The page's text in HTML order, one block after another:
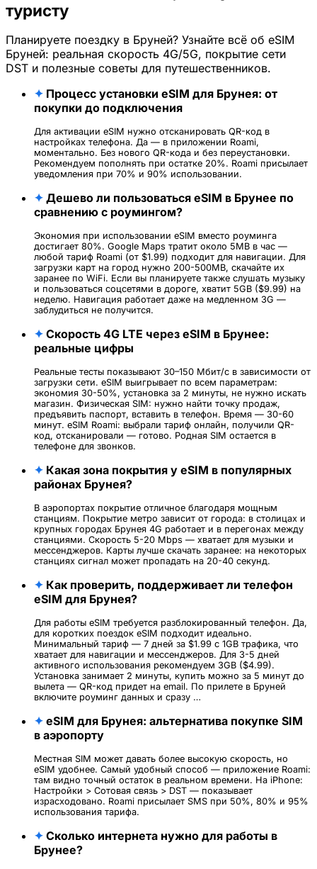
туристу
Планируете поездку в Бруней? Узнайте всё об eSIM
Бруней: реальная скорость 4G/5G, покрытие сети
DST и полезные советы для путешественников.
✦ Процесс установки eSIM для Брунея: от
покупки до подключения
Для активации eSIM нужно отсканировать QR-код в
настройках телефона. Да — в приложении Roami,
моментально. Без нового QR-кода и без переустановки.
Рекомендуем пополнять при остатке 20%. Roami присылает
уведомления при 70% и 90% использовании.
✦ Дешево ли пользоваться eSIM в Брунее по
сравнению с роумингом?
Экономия при использовании eSIM вместо роуминга
достигает 80%. Google Maps тратит около 5MB в час —
любой тариф Roami (от $1.99) подходит для навигации. Для
загрузки карт на город нужно 200-500MB, скачайте их
заранее по WiFi. Если вы планируете также слушать музыку
и пользоваться соцсетями в дороге, хватит 5GB ($9.99) на
неделю. Навигация работает даже на медленном 3G —
заблудиться не получится.
✦ Скорость 4G LTE через eSIM в Брунее:
реальные цифры
Реальные тесты показывают 30–150 Мбит/с в зависимости от
загрузки сети. eSIM выигрывает по всем параметрам:
экономия 30-50%, установка за 2 минуты, не нужно искать
магазин. Физическая SIM: нужно найти точку продаж,
предъявить паспорт, вставить в телефон. Время — 30-60
минут. eSIM Roami: выбрали тариф онлайн, получили QR-
код, отсканировали — готово. Родная SIM остается в
телефоне для звонков.
✦ Какая зона покрытия у eSIM в популярных
районах Брунея?
В аэропортах покрытие отличное благодаря мощным
станциям. Покрытие метро зависит от города: в столицах и
крупных городах Брунея 4G работает и в перегонах между
станциями. Скорость 5-20 Mbps — хватает для музыки и
мессенджеров. Карты лучше скачать заранее: на некоторых
станциях сигнал может пропадать на 20-40 секунд.
✦ Как проверить, поддерживает ли телефон
eSIM для Брунея?
Для работы eSIM требуется разблокированный телефон. Да,
для коротких поездок eSIM подходит идеально.
Минимальный тариф — 7 дней за $1.99 с 1GB трафика, что
хватает для навигации и мессенджеров. Для 3-5 дней
активного использования рекомендуем 3GB ($4.99).
Установка занимает 2 минуты, купить можно за 5 минут до
вылета — QR-код придет на email. По прилете в Бруней
включите роуминг данных и сразу …
✦ eSIM для Брунея: альтернатива покупке SIM
в аэропорту
Местная SIM может давать более высокую скорость, но
eSIM удобнее. Самый удобный способ — приложение Roami:
там видно точный остаток в реальном времени. На iPhone:
Настройки > Сотовая связь > DST — показывает
израсходовано. Roami присылает SMS при 50%, 80% и 95%
использования тарифа.
✦ Сколько интернета нужно для работы в
Брунее?